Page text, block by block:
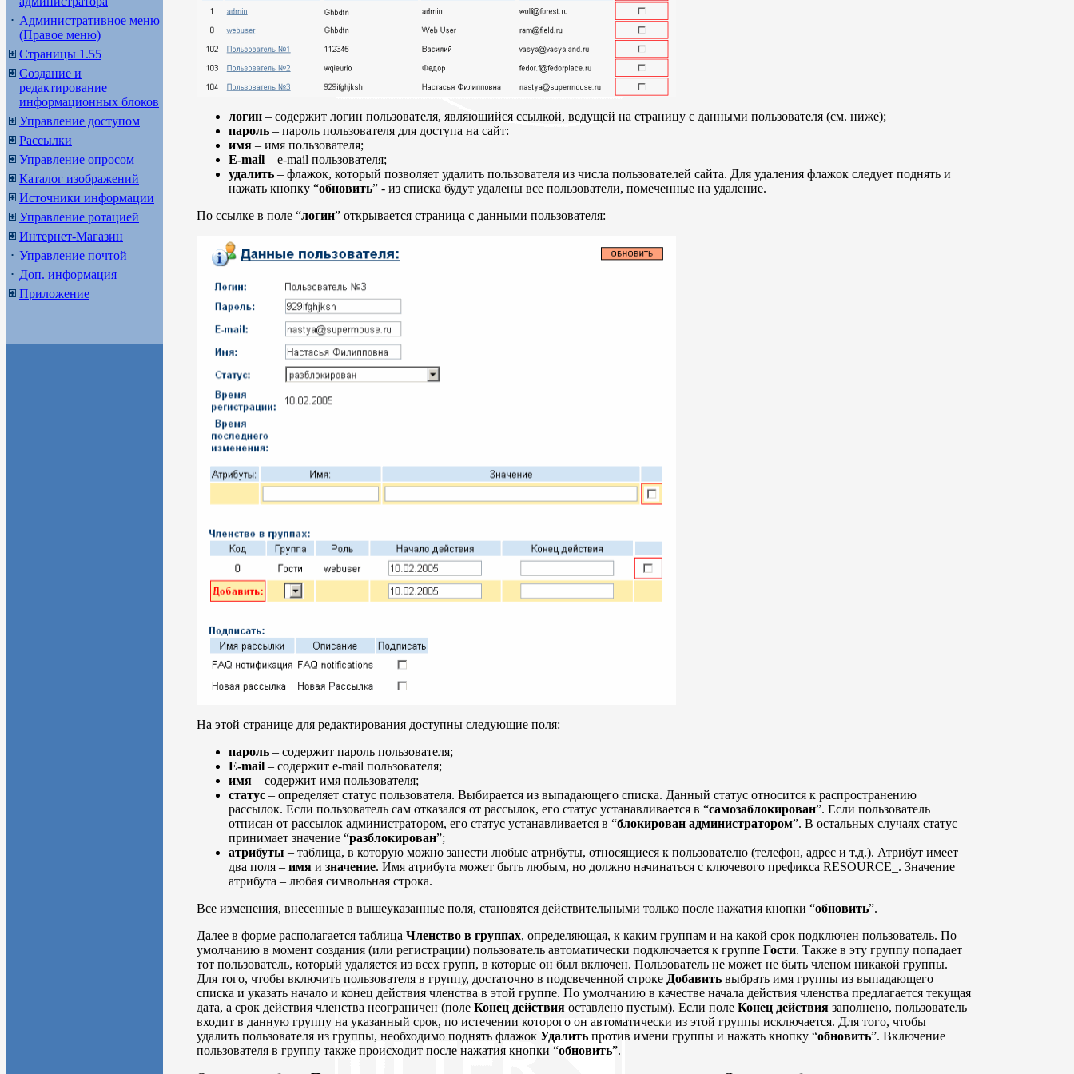
Административное меню
(Правое меню)
Страницы 1.55
Создание и
редактирование
информационных блоков
Управление доступом
Рассылки
Управление опросом
Каталог изображений
Источники информации
Управление ротацией
Интернет-Магазин
Управление почтой
Доп. информация
Приложение
логин – содержит логин пользователя, являющийся ссылкой, ведущей на страницу с данными пользователя (см. ниже);
пароль – пароль пользователя для доступа на сайт:
имя – имя пользователя;
E-mail – e-mail пользователя;
удалить – флажок, который позволяет удалить пользователя из числа пользователей сайта. Для удаления флажок следует поднять и
нажать кнопку “обновить” - из списка будут удалены все пользователи, помеченные на удаление.
По ссылке в поле “логин” открывается страница с данными пользователя:
На этой странице для редактирования доступны следующие поля:
пароль – содержит пароль пользователя;
E-mail – содержит e-mail пользователя;
имя – содержит имя пользователя;
статус – определяет статус пользователя. Выбирается из выпадающего списка. Данный статус относится к распространению
рассылок. Если пользователь сам отказался от рассылок, его статус устанавливается в “самозаблокирован”. Если пользователь
отписан от рассылок администратором, его статус устанавливается в “блокирован администратором”. В остальных случаях статус
принимает значение “разблокирован”;
атрибуты – таблица, в которую можно занести любые атрибуты, относящиеся к пользователю (телефон, адрес и т.д.). Атрибут имеет
два поля – имя и значение. Имя атрибута может быть любым, но должно начинаться с ключевого префикса RESOURCE_. Значение
атрибута – любая символьная строка.
Все изменения, внесенные в вышеуказанные поля, становятся действительными только после нажатия кнопки “обновить”.
Далее в форме располагается таблица Членство в группах, определяющая, к каким группам и на какой срок подключен пользователь. По
умолчанию в момент создания (или регистрации) пользователь автоматически подключается к группе Гости. Также в эту группу попадает
тот пользователь, который удаляется из всех групп, в которые он был включен. Пользователь не может не быть членом никакой группы.
Для того, чтобы включить пользователя в группу, достаточно в подсвеченной строке Добавить выбрать имя группы из выпадающего
списка и указать начало и конец действия членства в этой группе. По умолчанию в качестве начала действия членства предлагается текущая
дата, а срок действия членства неограничен (поле Конец действия оставлено пустым). Если поле Конец действия заполнено, пользователь
входит в данную группу на указанный срок, по истечении которого он автоматически из этой группы исключается. Для того, чтобы
удалить пользователя из группы, необходимо поднять флажок Удалить против имени группы и нажать кнопку “обновить”. Включение
пользователя в группу также происходит после нажатия кнопки “обновить”.